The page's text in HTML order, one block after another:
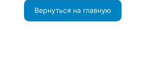
Вернуться на главную